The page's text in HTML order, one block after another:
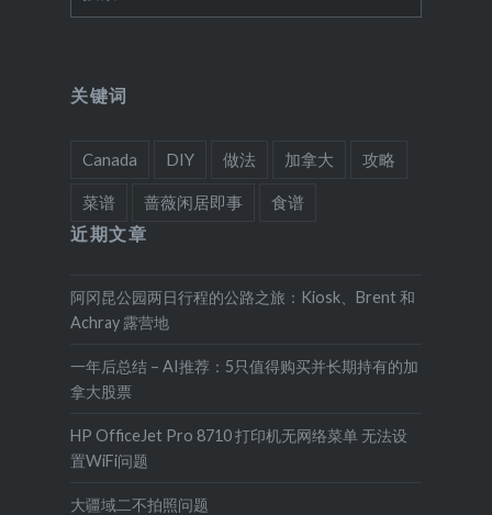
索：
关键词
Canada DIY 做法 加拿大 攻略
菜谱 蔷薇闲居即事 食谱
近期文章
阿冈昆公园两日行程的公路之旅：Kiosk、Brent 和
Achray 露营地
一年后总结 – AI推荐：5只值得购买并长期持有的加
拿大股票
HP OfficeJet Pro 8710 打印机无网络菜单 无法设
置WiFi问题
大疆域二不拍照问题